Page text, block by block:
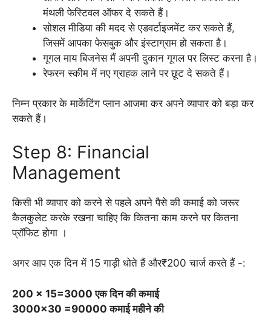
मंथली फेस्टिवल ऑफर दे सकते हैं।
सोशल मीडिया की मदद से एडवर्टाइजमेंट कर सकते हैं,
जिसमें आपका फेसबुक और इंस्टाग्राम हो सकता है।
गूगल माय बिजनेस मैं अपनी दुकान गूगल पर लिस्ट करना है।
रेफरन स्कीम में नए ग्राहक लाने पर छूट दे सकते हैं।
निम्न प्रकार के मार्केटिंग प्लान आजमा कर अपने व्यापार को बड़ा कर
सकते हैं।
Step 8: Financial
Management
किसी भी व्यापार को करने से पहले अपने पैसे की कमाई को जरूर
कैलकुलेट करके रखना चाहिए कि कितना काम करने पर कितना
प्रॉफिट होगा ।
अगर आप एक दिन में 15 गाड़ी धोते हैं और₹200 चार्ज करते हैं -:
200 × 15=3000 एक दिन की कमाई
3000×30 =90000 कमाई महीने की